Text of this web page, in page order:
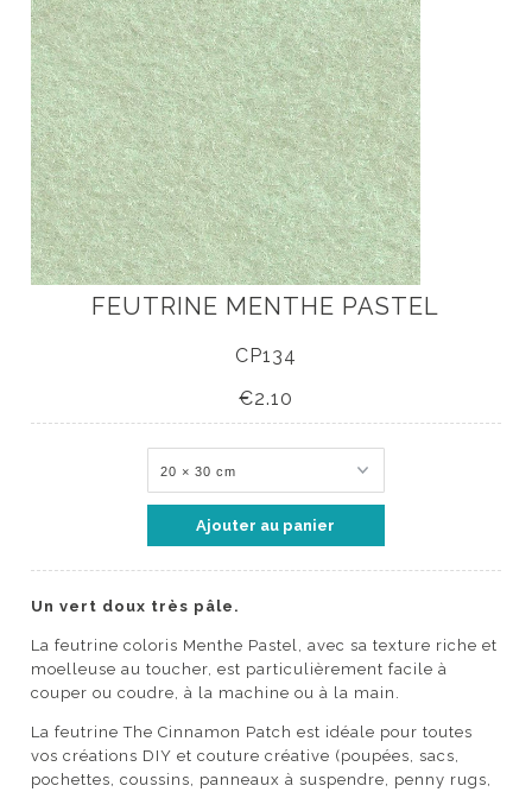
FEUTRINE MENTHE PASTEL
CP134
€2.10
Un vert doux très pâle.
La feutrine coloris Menthe Pastel, avec sa texture riche et
moelleuse au toucher, est particulièrement facile à
couper ou coudre, à la machine ou à la main.
La feutrine The Cinnamon Patch est idéale pour toutes
vos créations DIY et couture créative (poupées, sacs,
pochettes, coussins, panneaux à suspendre, penny rugs,
Nouveautés
Livres
Accessoires
À propos
Nos tutos DIY